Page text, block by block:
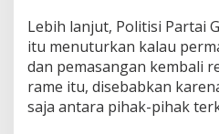
Lebih lanjut, Politisi Partai
itu menuturkan kalau
dan pemasangan kembali
rame itu, disebabkan
saja antara pihak-pihak